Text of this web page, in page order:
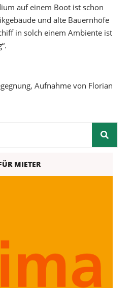
auf einem Boot ist schon
und alte Bauernhöfe
in solch einem Ambiente ist
Aufnahme von Florian
MIETER